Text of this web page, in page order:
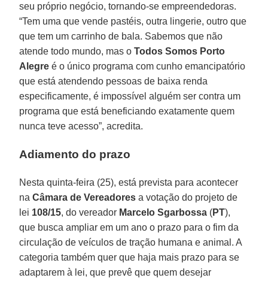
seu próprio negócio, tornando-se empreendedoras.
“Tem uma que vende pastéis, outra lingerie, outro que
que tem um carrinho de bala. Sabemos que não
atende todo mundo, mas oTodos Somos Porto
Alegre é o único programa com cunho emancipatório
que está atendendo pessoas de baixa renda
especificamente, é impossível alguém ser contra um
programa que está beneficiando exatamente quem
nunca teve acesso”, acredita.
Adiamento do prazo
Nesta quinta-feira (25), está prevista para acontecer
naCâmara de Vereadores a votação do projeto de
lei 108/15, do vereador Marcelo Sgarbossa (PT),
que busca ampliar em um ano o prazo para o fim da
circulação de veículos de tração humana e animal. A
categoria também quer que haja mais prazo para se
adaptarem à lei, que prevê que quem desejar